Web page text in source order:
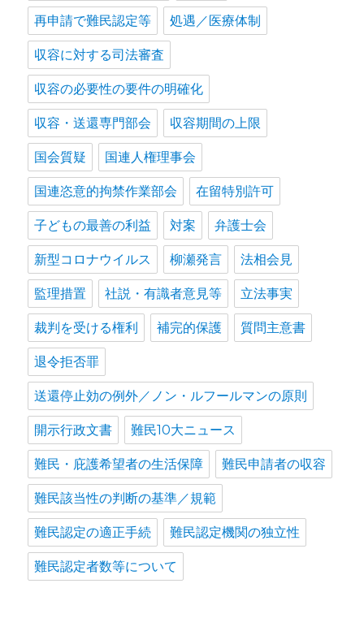
再申請で難民認定等 処遇／医療体制
収容に対する司法審査
収容の必要性の要件の明確化
収容・送還専門部会 収容期間の上限
国会質疑 国連人権理事会
国連恣意的拘禁作業部会 在留特別許可
子どもの最善の利益 対案 弁護士会
新型コロナウイルス 柳瀬発言 法相会見
監理措置 社説・有識者意見等 立法事実
裁判を受ける権利 補完的保護 質問主意書
退令拒否罪
送還停止効の例外／ノン・ルフールマンの原則
開示行政文書 難民10大ニュース
難民・庇護希望者の生活保障 難民申請者の収容
難民該当性の判断の基準／規範
難民認定の適正手続 難民認定機関の独立性
難民認定者数等について